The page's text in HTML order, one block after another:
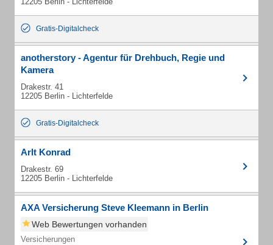
Gratis-Digitalcheck
anotherstory - Agentur für Drehbuch, Regie und
Kamera
Drakestr. 41
12205 Berlin - Lichterfelde
Gratis-Digitalcheck
Arlt Konrad
Drakestr. 69
12205 Berlin - Lichterfelde
AXA Versicherung Steve Kleemann in Berlin
Web Bewertungen vorhanden
Versicherungen